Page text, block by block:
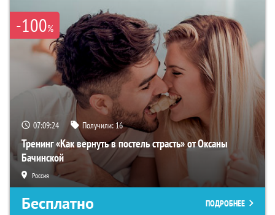
-100%
07:09:23 Получили:16
Тренинг «Как вернуть в постель страсть» от Оксаны
Бачинской
Россия
Бесплатно ПОДРОБНЕЕ